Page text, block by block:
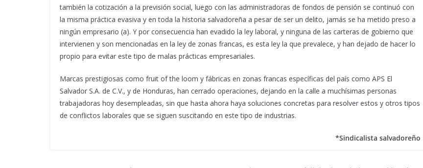
también la cotización a la previsión social, luego con las administradoras de fondos de pensión se continuó con
la misma práctica evasiva y en toda la historia salvadoreña a pesar de ser un delito, jamás se ha metido preso a
ningún empresario (a). Y por consecuencia han evadido la ley laboral, y ninguna de las carteras de gobierno que
intervienen y son mencionadas en la ley de zonas francas, es esta ley la que prevalece, y han dejado de hacer lo
propio para evitar este tipo de malas prácticas empresariales.
Marcas prestigiosas como fruit of the loom y fábricas en zonas francas específicas del país como APS El
Salvador S.A. de C.V., y de Honduras, han cerrado operaciones, dejando en la calle a muchísimas personas
trabajadoras hoy desempleadas, sin que hasta ahora haya soluciones concretas para resolver estos y otros tipos
de conflictos laborales que se siguen suscitando en este tipo de industrias.
*Sindicalista salvadoreño